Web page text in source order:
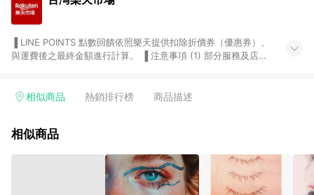
與運費後之最終金額進行計算。 ▐ 注意事項 (1) 部分服務及店家
Smart mobile、神腦生活、JS巨盛、樂天KOBO電子書，請詳閱
台灣樂天市場，並在同一瀏覽器於24小時內結帳，才享有 LINE
市場 45 天內完成訂單出貨及結帳，則不符合贈點資格。 (4) 如
使用APP、或中途瀏覽比價網、回饋網、Google等其他網頁、或
由網頁版(電腦版/手機版網頁)切換為App都將會造成追蹤中斷而
相似商品 熱銷排行榜 商品描述
相似商品